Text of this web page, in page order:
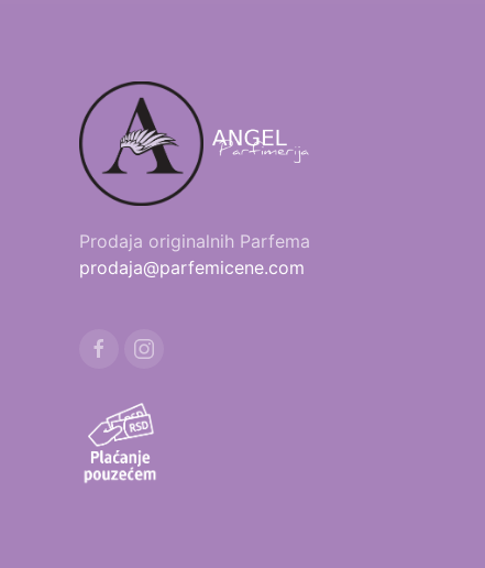
Prodaja originalnih Parfema
prodaja@parfemicene.com